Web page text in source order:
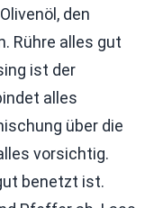
den
Rühre alles gut
ist der
alles
über die
vorsichtig.
benetzt ist.